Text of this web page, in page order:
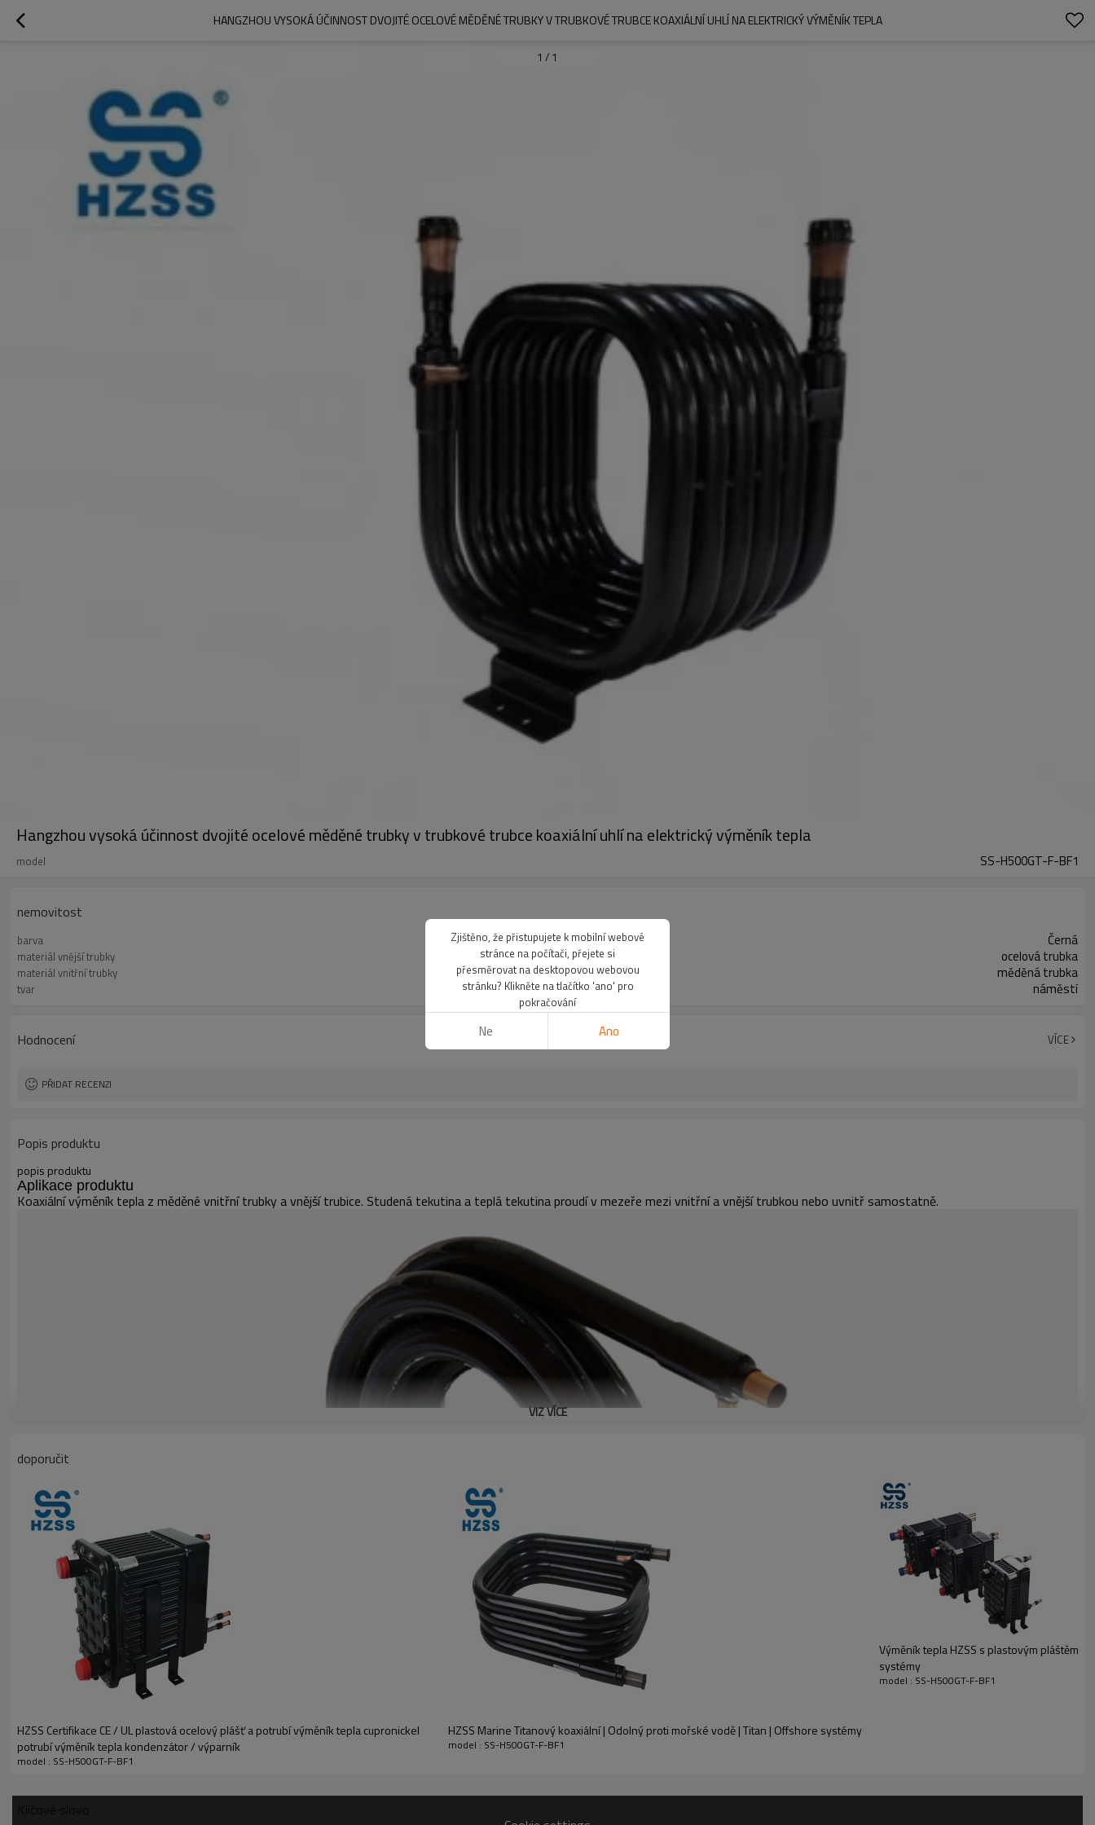
HANGZHOU VYSOKÁ ÚČINNOST DVOJITÉ OCELOVÉ MĚDĚNÉ TRUBKY V TRUBKOVÉ TRUBCE KOAXIÁLNÍ UHLÍ NA ELEKTRICKÝ VÝMĚNÍK TEPLA
1 / 1
Hangzhou vysoká účinnost dvojité ocelové měděné trubky v trubkové trubce koaxiální uhlí na elektrický výměník tepla
model SS-H500GT-F-BF1
nemovitost
barva Černá
materiál vnější trubky ocelová trubka
materiál vnitřní trubky měděná trubka
tvar náměstí
Hodnocení VÍCE
PŘIDAT RECENZI
Popis produktu
popis produktu
Aplikace produktu
Koaxiální výměník tepla z měděné vnitřní trubky a vnější trubice. Studená tekutina a teplá tekutina proudí v mezeře mezi vnitřní a vnější trubkou nebo uvnitř samostatně.
VIZ VÍCE
doporučit
HZSS Certifikace CE / UL plastová ocelový plášť a potrubí výměník tepla cupronickel
potrubí výměník tepla kondenzátor / výparník
model : SS-H500GT-F-BF1
HZSS Marine Titanový koaxiální | Odolný proti mořské vodě | Titan | Offshore systémy
model : SS-H500GT-F-BF1
Výměník tepla HZSS s plastovým pláštěm |
systémy
model : SS-H500GT-F-BF1
Zjištěno, že přistupujete k mobilní webové
stránce na počítači, přejete si
přesměrovat na desktopovou webovou
stránku? Klikněte na tlačítko 'ano' pro
pokračování
Ne Ano